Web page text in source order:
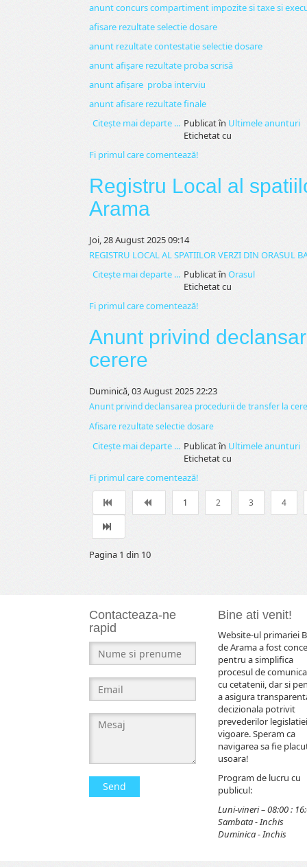
anunt concurs compartiment impozite si taxe si
afisare rezultate selectie dosare
anunt rezultate contestatie selectie dosare
anunt afișare rezultate proba scrisă
anunt afișare proba interviu
anunt afisare rezultate finale
Citeşte mai departe ... Publicat în Ultimele anunturi
Etichetat cu
Fi primul care comentează!
Registru Local al
Arama
Joi, 28 August 2025 09:14
REGISTRU LOCAL AL SPATIILOR VERZI DIN ORASUL
Citeşte mai departe ... Publicat în Orasul
Etichetat cu
Fi primul care comentează!
Anunt privind
cerere
Duminică, 03 August 2025 22:23
Anunt privind declansarea procedurii de transfer la
Afisare rezultate selectie dosare
Citeşte mai departe ... Publicat în Ultimele anunturi
Etichetat cu
Fi primul care comentează!
1 2 3 4
Pagina 1 din 10
Contacteaza-ne
rapid
Send
Bine ati venit!
Website-ul primariei
de Arama a fost
pentru a simplifica
procesul de
cu cetatenii, dar si
a asigura
decizionala potrivit
prevederilor
vigoare. Speram ca
navigarea sa fie
usoara!
Program de lucru cu
publicul:
Luni-vineri – 08:00 :
Sambata - Inchis
Duminica - Inchis